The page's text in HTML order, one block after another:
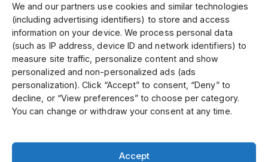
We and our partners use cookies and similar technologies
(including advertising identifiers) to store and access
information on your device. We process personal data
(such as IP address, device ID and network identifiers) to
measure site traffic, personalize content and show
personalized and non-personalized ads (ads
personalization). Click “Accept” to consent, “Deny” to
decline, or “View preferences” to choose per category.
You can change or withdraw your consent at any time.
Accept
Om oss
Jens S. Transmisjoner Norge leverer transmisjonsløsninger i
samarbeid med verdensledende leverandører. Gjennom vår
ledende posisjon i Skandinavia, samt fokusering på kvalitet
og kundeservice kan vi tilby ett bredt sortiment til
konkurransekraftige priser. Kunde-og spesialtilpassede
produkter tilvirker vi i vårt mekaniske verksted.